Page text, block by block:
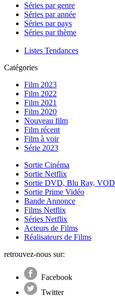
Séries par genre
Séries par année
Séries par pays
Séries par thème
Listes Tendances
Catégories
Film 2023
Film 2022
Film 2021
Film 2020
Nouveau film
Film récent
Film à voir
Série 2023
Sortie Cinéma
Sortie Netflix
Sortie DVD, Blu Ray, VOD
Sortie Prime Vidéo
Bande Annonce
Films Netflix
Séries Netflix
Acteurs de Films
Réalisateurs de Films
retrouvez-nous sur:
Facebook
Twitter